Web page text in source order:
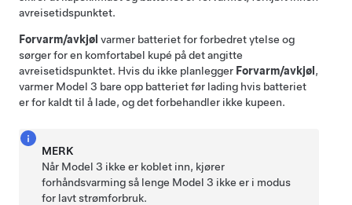
avreisetidspunktet.
Forvarm/avkjøl varmer batteriet for forbedret ytelse og
sørger for en komfortabel kupé på det angitte
avreisetidspunktet. Hvis du ikke planlegger Forvarm/avkjøl ,
varmer Model 3 bare opp batteriet før lading hvis batteriet
er for kaldt til å lade, og det forbehandler ikke kupeen.
MERK
Når Model 3 ikke er koblet inn, kjører
forhåndsvarming så lenge Model 3 ikke er i modus
for lavt strømforbruk.